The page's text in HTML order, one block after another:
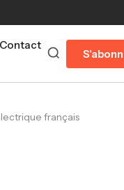
Contact
français